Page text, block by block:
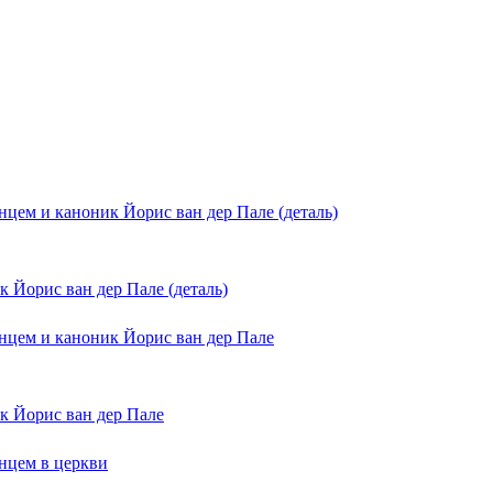
Йорис ван дер Пале (деталь)
Йорис ван дер Пале